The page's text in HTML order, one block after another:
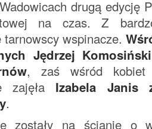
drugą edycję
na czas. Z
wspinacze.
Jędrzej
, zaś wśród kobiet
zajęła Izabela Janis
.
zostały na ścianie o